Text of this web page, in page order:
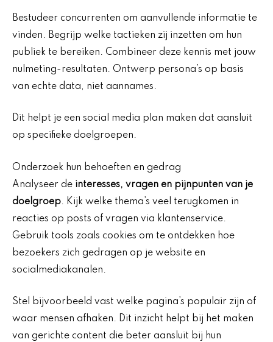
Bestudeer concurrenten om aanvullende informatie te
vinden. Begrijp welke tactieken zij inzetten om hun
publiek te bereiken. Combineer deze kennis met jouw
nulmeting-resultaten. Ontwerp persona’s op basis
van echte data, niet aannames.
Dit helpt je een social media plan maken dat aansluit
op specifieke doelgroepen.
Onderzoek hun behoeften en gedrag
Analyseer de interesses, vragen en pijnpunten van je
doelgroep. Kijk welke thema’s veel terugkomen in
reacties op posts of vragen via klantenservice.
Gebruik tools zoals cookies om te ontdekken hoe
bezoekers zich gedragen op je website en
socialmediakanalen.
Stel bijvoorbeeld vast welke pagina’s populair zijn of
waar mensen afhaken. Dit inzicht helpt bij het maken
van gerichte content die beter aansluit bij hun